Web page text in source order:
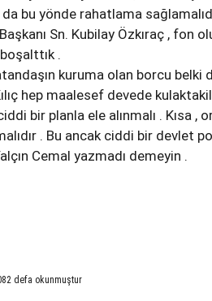
bu yönde rahatlama
Sn. Kubilay Özkıraç , fon
.
kuruma olan borcu belki
hep maalesef devede
bir planla ele alınmalı . Kısa ,
. Bu ancak ciddi bir devlet
Cemal yazmadı demeyin .
defa okunmuştur